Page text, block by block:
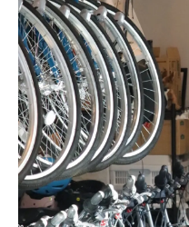
子供用自転車や
ト
ヘルメットなど
活用
シェアサイクル
め
身長や体重制限
選択